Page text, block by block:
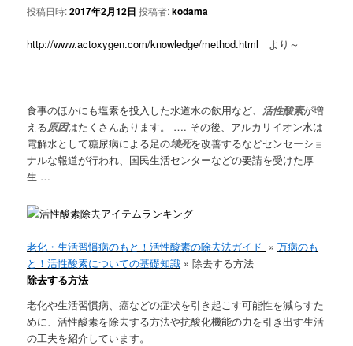
投稿日時:2017年2月12日 投稿者:kodama
http://www.actoxygen.com/knowledge/method.html より～
食事のほかにも塩素を投入した水道水の飲用など、 活性酸素が増
える原因はたくさんあります。 …. その後、アルカリイオン水は
電解水として糖尿病による足の壊死を改善するなどセンセーショ
ナルな報道が行われ、国民生活センターなどの要請を受けた厚
生 …
老化・生活習慣病のもと！活性酸素の除去法ガイド »万病のも
と！活性酸素についての基礎知識 » 除去する方法
除去する方法
老化や生活習慣病、癌などの症状を引き起こす可能性を減らすた
めに、活性酸素を除去する方法や抗酸化機能の力を引き出す生活
の工夫を紹介しています。